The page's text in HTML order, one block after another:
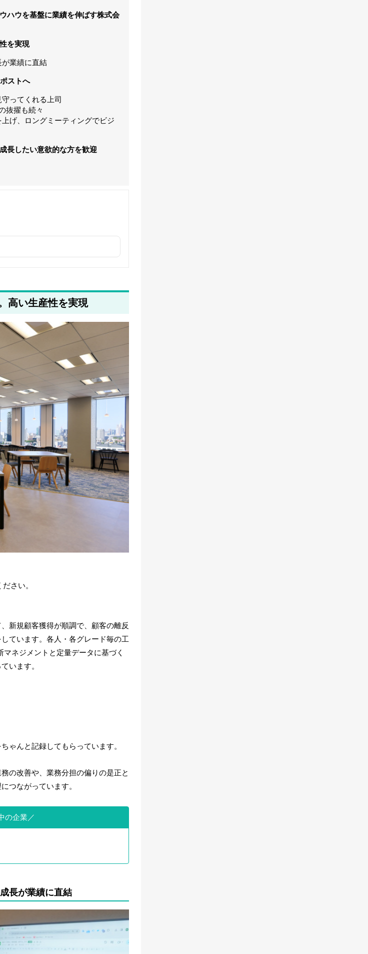
ハウを基盤に業績を伸ばす株式会
を実現
業績に直結
ストへ
ってくれる上司
抜擢も続々
げ、ロングミーティングでビジ
長したい意欲的な方を歓迎
ント、株式会社CIN GROUP、株式会社
高い生産性を実現
さい。
新規顧客獲得が順調で、顧客の離反
ています。各人・各グレード毎の工
マネジメントと定量データに基づく
います。
ゃんと記録してもらっています。
の改善や、業務分担の偏りの是正と
つながっています。
の企業
長が業績に直結